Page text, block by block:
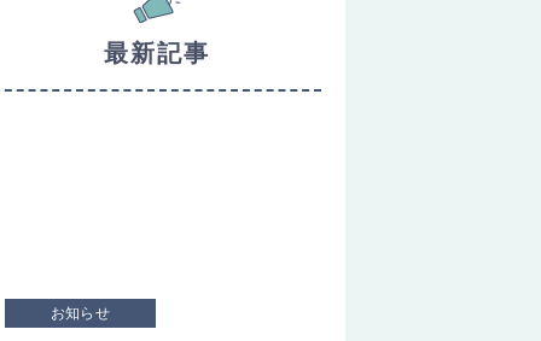
最新記事
お知らせ